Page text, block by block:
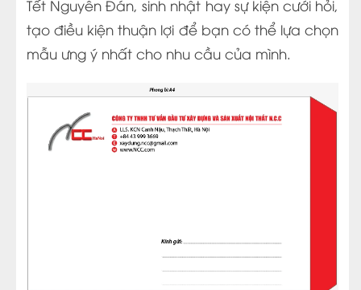
Tết Nguyên Đán, sinh nhật hay sự kiện cưới hỏi,
tạo điều kiện thuận lợi để bạn có thể lựa chọn
mẫu ưng ý nhất cho nhu cầu của mình.